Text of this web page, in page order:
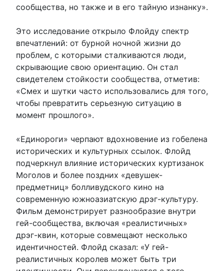
сообщества, но также и в его тайную изнанку».
Это исследование открыло Флойду спектр
впечатлений: от бурной ночной жизни до
проблем, с которыми сталкиваются люди,
скрывающие свою ориентацию. Он стал
свидетелем стойкости сообщества, отметив:
«Смех и шутки часто использовались для того,
чтобы превратить серьезную ситуацию в
момент прошлого».
«Единороги» черпают вдохновение из гобелена
исторических и культурных ссылок. Флойд
подчеркнул влияние исторических куртизанок
Моголов и более поздних «девушек-
предметниц» болливудского кино на
современную южноазиатскую дрэг-культуру.
Фильм демонстрирует разнообразие внутри
гей-сообщества, включая «реалистичных»
дрэг-квин, которые совмещают несколько
идентичностей. Флойд сказал: «У гей-
реалистичных королев может быть три